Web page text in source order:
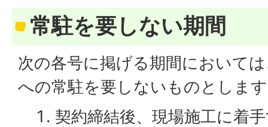
常駐を要しない期間
次の各号に掲げる期間において
への常駐を要しないものとしま
契約締結後、現場施工に着